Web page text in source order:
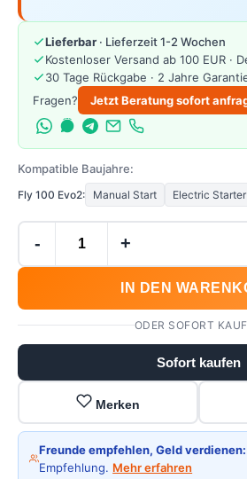
Lieferbar · Lieferzeit 1-2 Wochen
Kostenloser Versand ab 100 EUR ·
30 Tage Rückgabe · 2 Jahre
Fragen?
Jetzt Beratung sofort
Kompatible Baujahre:
Fly 100 Evo2: Manual Start Electric Starter
- +
IN DEN
ODER SOFORT
Sofort kaufen
Merken
Freunde empfehlen, Geld verdienen:
Empfehlung. Mehr erfahren